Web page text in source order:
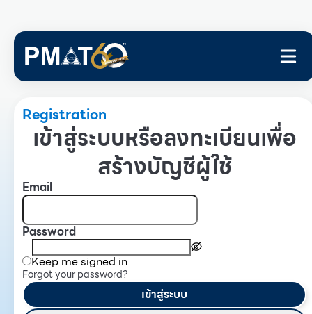
Registration
เข้าสู่ระบบหรือลงทะเบียนเพื่อ
สร้างบัญชีผู้ใช้
Email
Password
Keep me signed in
Forgot your password?
เข้าสู่ระบบ